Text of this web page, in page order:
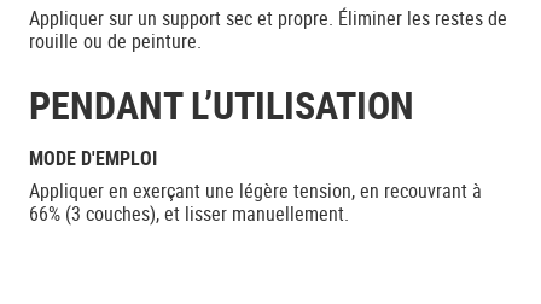
Appliquer sur un support sec et propre. Éliminer les restes de
rouille ou de peinture.
PENDANT L’UTILISATION
MODE D'EMPLOI
Appliquer en exerçant une légère tension, en recouvrant à
66% (3 couches), et lisser manuellement.